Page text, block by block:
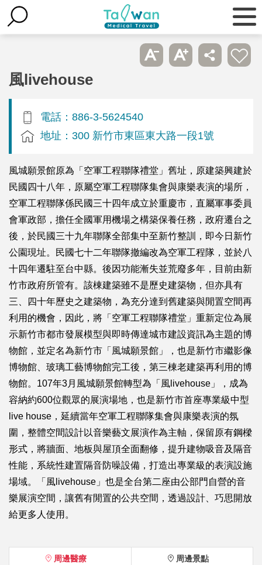
風livehouse
電話：886-3-5624540
地址：300 新竹市東區東大路一段1號
風城願景館原為「空軍工程聯隊禮堂」舊址，原建築興建於
民國四十八年，原屬空軍工程聯隊集會與康樂表演的場所，
空軍工程聯隊係民國三十四年成立於重慶市，直屬軍事委員
會軍政部，擔任全國軍用機場之構築保養任務，政府遷台之
後，於民國三十九年聯隊全部集中至新竹整訓，即今日新竹
公園現址。民國七十二年聯隊撤編改為空軍工程隊，並於八
十四年遷駐至台中縣。後因功能漸失並荒廢多年，目前由新
竹市政府所管有。該棟建築雖不是歷史建築物，但亦具有
三、四十年歷史之建築物，為充分達到舊建築與閒置空間再
利用的機會，因此，將「空軍工程聯隊禮堂」重新定位為展
示新竹市都市發展模型與即時傳達城市建設資訊為主題的博
物館，並定名為新竹市「風城願景館」，也是新竹市繼影像
博物館、玻璃工藝博物館完工後，第三棟老建築再利用的博
物館。107年3月風城願景館轉型為「風livehouse」，成為
容納約600位觀眾的展演場地，也是新竹市首座專業級中型
live house，延續當年空軍工程聯隊集會與康樂表演的氛
圍，整體空間設計以音樂藝文展演作為主軸，保留原有鋼樑
形式，將牆面、地板與屋頂全面翻修，提升建物吸音及隔音
性能，系統性建置隔音防噪設備，打造出專業級的表演設施
場域。「風livehouse」也是全台第二座由公部門自營的音
樂展演空間，讓舊有閒置的公共空間，透過設計、巧思開放
給更多人使用。
周邊醫療 周邊景點